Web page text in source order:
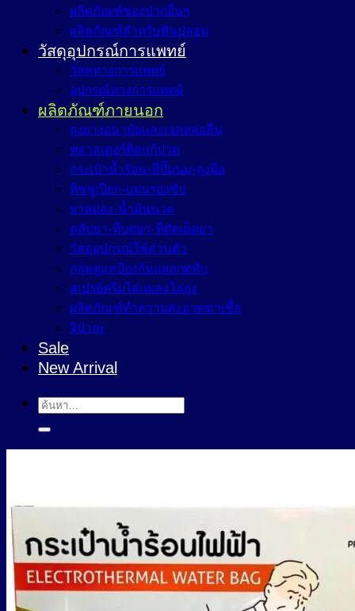
ผลิตภัณฑ์ช่องปากอื่นๆ
ผลิตภัณฑ์สำหรับฟันปลอม
วัสดุอุปกรณ์การแพทย์
วัสดุทางการแพทย์
อุปกรณ์ทางการแพทย์
ผลิตภัณฑ์ภายนอก
ถุงยางอนามัยและเจลหล่อลื่น
พลาสเตอร์ติดแก้ปวด
กระเป๋าน้ำร้อน-ที่ปั๊มนม-ถุงมือ
ทิชชูเปียก-แผ่นรองซับ
ยาหม่อง-น้ำมันนวด
ตลับยา-ที่บดยา-ที่ตัดเม็ดยา
วัสดุอุปกรณ์ใช้ส่วนตัว
กลุ่มดูแลป้องกันแผลกดทับ
สเปรย์ครีมไล่แมลงไล่ยุง
ผลิตภัณฑ์ทำความสะอาดฆ่าเชื้อ
จิปาถะ
Sale
New Arrival
ค้นหา: